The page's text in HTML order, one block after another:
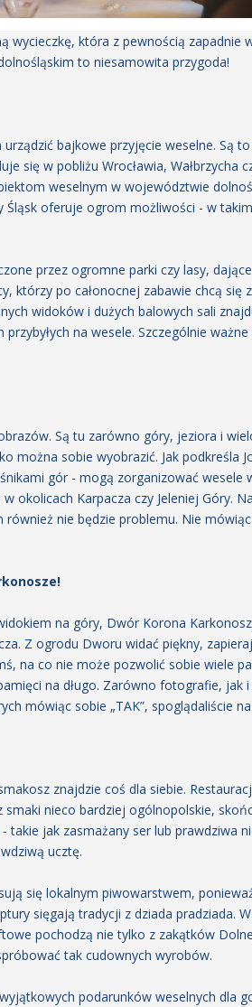
wycieczkę, która z pewnością zapadnie
to niesamowita przygoda!
bajkowe przyjęcie weselne. Są
się w pobliżu Wrocławia, Wałbrzycha
weselnym w województwie
oferuje ogrom możliwości - w
przez ogromne parki czy lasy,
po całonocnej zabawie chcą się
widoków i dużych balowych sali
na wesele. Szczególnie
Są tu zarówno góry, jeziora i
można sobie wyobrazić. Jak podkreśla
gór - mogą zorganizować wesele
okolicach Karpacza czy Jeleniej Góry.
nie będzie problemu. Nie
na góry, Dwór Korona
Z ogrodu Dworu widać piękny,
na co nie może pozwolić sobie wiele
na długo. Zarówno fotografie, jak
mówiąc sobie „TAK”, spoglądaliście
znajdzie coś dla siebie.
nieco bardziej ogólnopolskie,
jak zasmażany ser lub prawdziwa
ucztę.
się lokalnym piwowarstwem,
sięgają tradycji z dziada pradziada.
pochodzą nie tylko z zakątków
tak cudownych wyrobów.
podarunków weselnych dla